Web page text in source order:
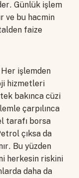
Günlük işlem
ve bu hacmin
faize
Her işlemden
hizmetleri
bakınca cüzi
çarpılınca
tarafı borsa
çıksa da
Bu yüzden
herkesin riskini
daha da